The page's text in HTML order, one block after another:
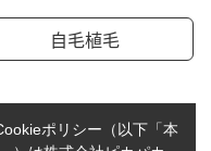
自毛植毛
ポリシー（以下「本